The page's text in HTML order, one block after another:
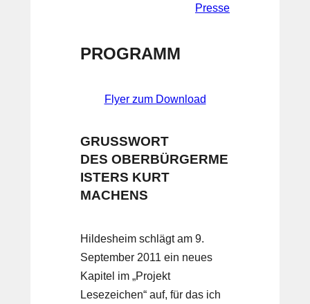
Presse
PROGRAMM
Flyer zum Download
GRUSSWORT D
ES OBERBÜRGERMEI
STERS KURT M
ACHENS
Hildesheim schlägt am 9.
September 2011 ein neues
Kapitel im „Projekt
Lesezeichen“ auf, für das ich